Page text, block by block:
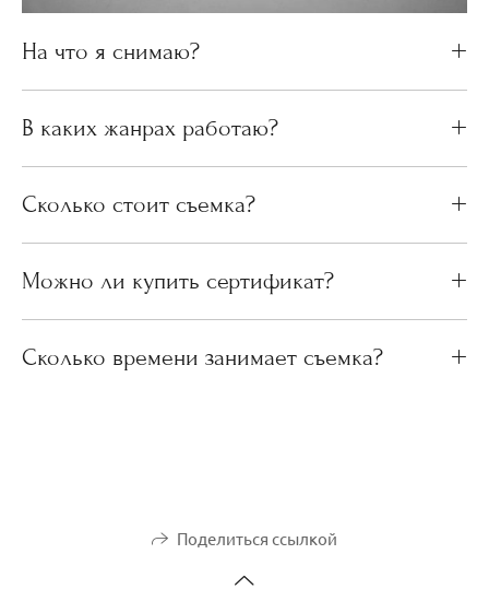
На что я снимаю?
В каких жанрах работаю?
Сколько стоит съемка?
Можно ли купить сертификат?
Сколько времени занимает съемка?
Поделиться ссылкой